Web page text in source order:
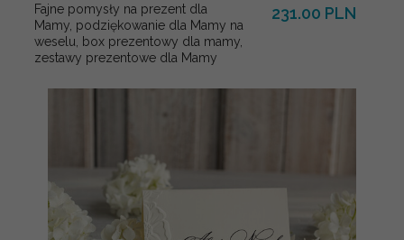
Fajne pomysły na prezent dla
Mamy, podziękowanie dla Mamy na
weselu, box prezentowy dla mamy,
zestawy prezentowe dla Mamy
231.00 PLN